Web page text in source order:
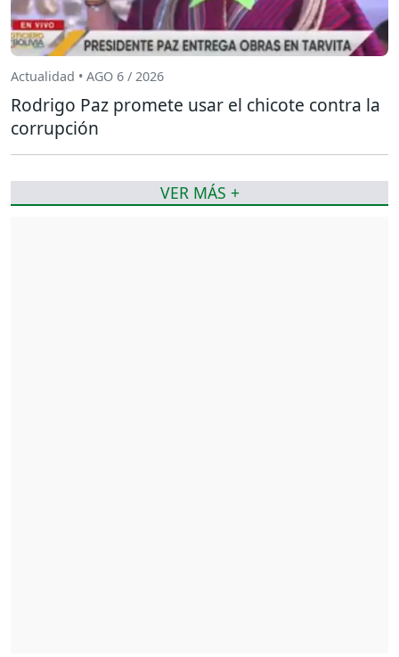
Actualidad • AGO 6 / 2026
Rodrigo Paz promete usar el chicote contra la
corrupción
VER MÁS +